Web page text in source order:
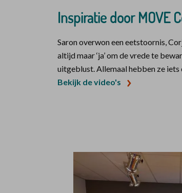
Inspiratie door MOVE
Saron overwon een eetstoornis,
altijd maar ‘ja’ om de vrede te
uitgeblust. Allemaal hebben ze iets
Bekijk de video's